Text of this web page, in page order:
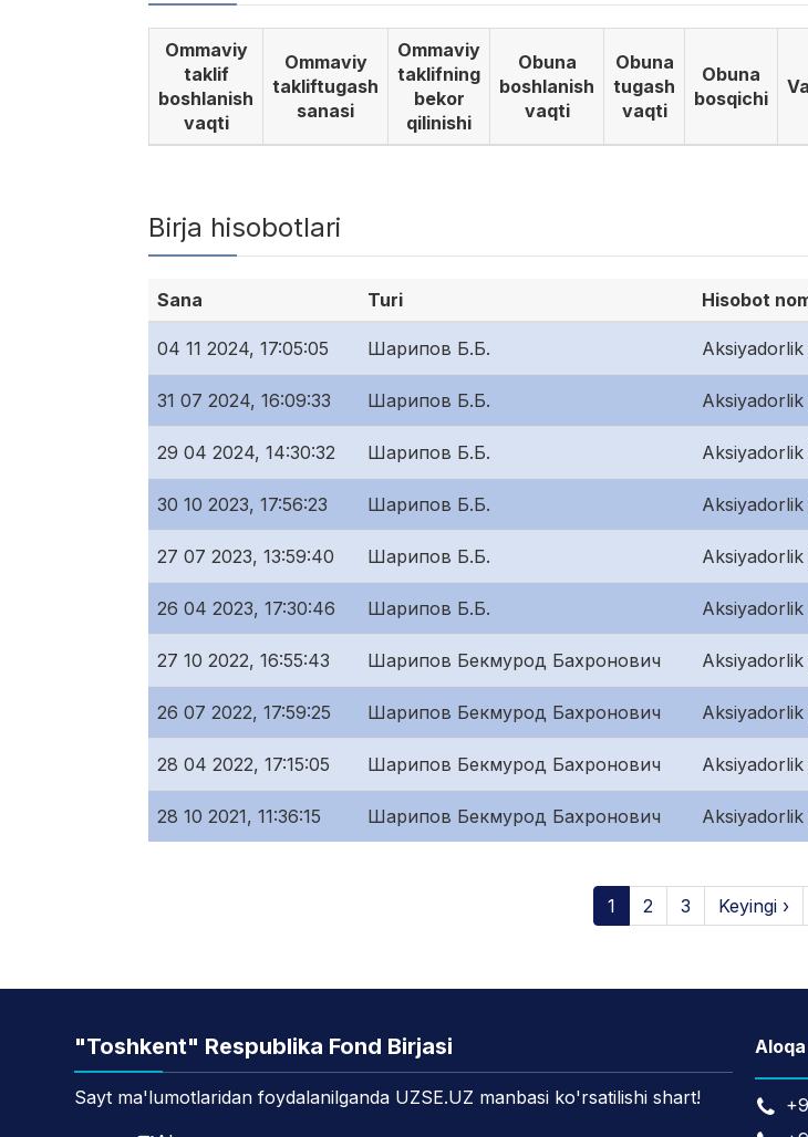
Ommaviy
taklif
boshlanish
vaqti
Ommaviy
takliftugash
sanasi
Ommaviy
taklifning
bekor
qilinishi
Obuna
boshlanish
vaqti
Obuna
tugash
vaqti
Obuna
bosqichi
Birja hisobotlari
Sana Turi Hisobot
04 11 2024, 17:05:05 Шарипов Б.Б.
31 07 2024, 16:09:33 Шарипов Б.Б.
29 04 2024, 14:30:32 Шарипов Б.Б.
30 10 2023, 17:56:23 Шарипов Б.Б.
27 07 2023, 13:59:40 Шарипов Б.Б.
26 04 2023, 17:30:46 Шарипов Б.Б.
27 10 2022, 16:55:43 Шарипов Бекмурод Бахронович
26 07 2022, 17:59:25 Шарипов Бекмурод Бахронович
28 04 2022, 17:15:05 Шарипов Бекмурод Бахронович
28 10 2021, 11:36:15 Шарипов Бекмурод Бахронович
1 2 3 Keyingi ›
"Toshkent" Respublika Fond Birjasi
Sayt ma'lumotlaridan foydalanilganda UZSE.UZ manbasi ko'rsatilishi shart!